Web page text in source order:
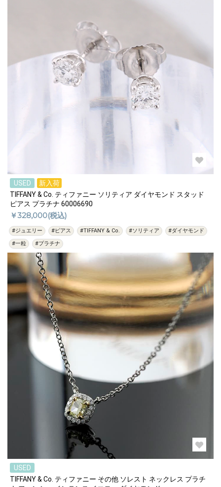
USED
新入荷
TIFFANY & Co. ティファニー ソリティア ダイヤモンド スタッド
ピアス プラチナ 60006690
￥328,000(税込)
#ジュエリー #ピアス #TIFFANY & Co. #ソリティア
#ダイヤモンド
#一粒
#プラチナ
USED
TIFFANY & Co. ティファニー その他 ソレスト ネックレス プラチ